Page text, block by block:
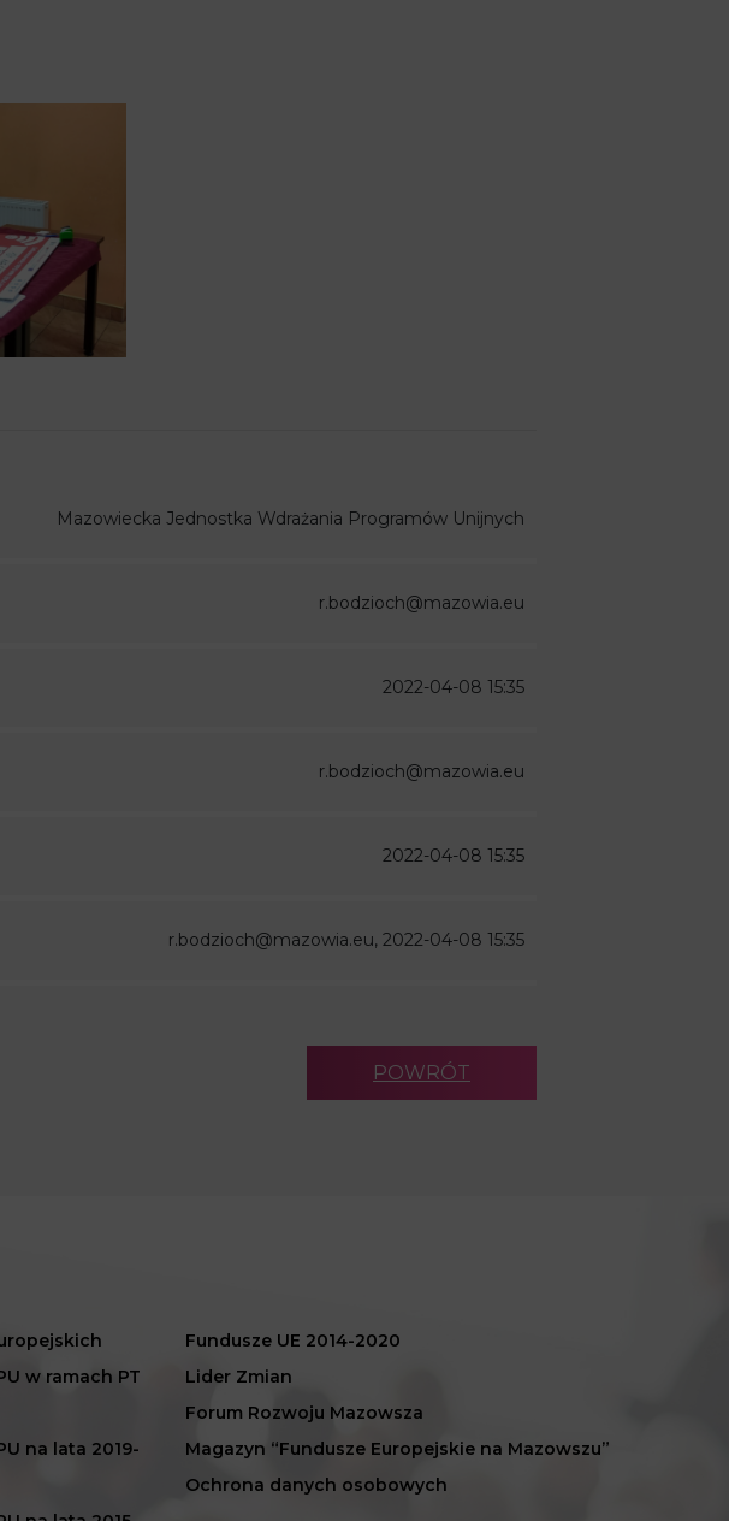
Mazowiecka Jednostka Wdrażania Programów Unijnych
r.bodzioch@mazowia.eu
2022-04-08 15:35
r.bodzioch@mazowia.eu
2022-04-08 15:35
r.bodzioch@mazowia.eu, 2022-04-08 15:35
POWRÓT
w ramach PT
na lata 2019-
Fundusze UE 2014-2020
Lider Zmian
Forum Rozwoju Mazowsza
Magazyn “Fundusze Europejskie na Mazowszu”
Ochrona danych osobowych